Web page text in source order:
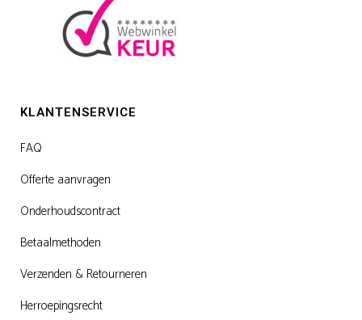
KLANTENSERVICE
FAQ
Offerte aanvragen
Onderhoudscontract
Betaalmethoden
Verzenden & Retourneren
Herroepingsrecht